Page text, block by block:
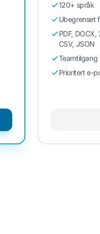
120+ språk
Ubegrenset
PDF,
CSV, JSON
Teamtilgang
Prioritert e-